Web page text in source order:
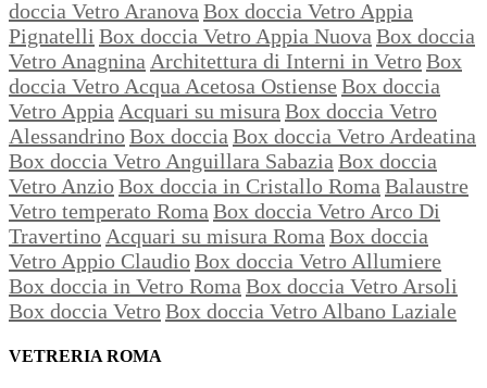
doccia Vetro Aranova Box doccia Vetro Appia
Pignatelli Box doccia Vetro Appia Nuova Box doccia
Vetro Anagnina Architettura di Interni in VetroBox
doccia Vetro Acqua Acetosa Ostiense Box doccia
Vetro Appia Acquari su misura Box doccia Vetro
AlessandrinoBox doccia Box doccia Vetro Ardeatina
Box doccia Vetro Anguillara Sabazia Box doccia
Vetro AnzioBox doccia in Cristallo Roma Balaustre
Vetro temperato Roma Box doccia Vetro Arco Di
Travertino Acquari su misura Roma Box doccia
Vetro Appio ClaudioBox doccia Vetro Allumiere
Box doccia in Vetro Roma Box doccia Vetro Arsoli
Box doccia VetroBox doccia Vetro Albano Laziale
VETRERIA ROMA